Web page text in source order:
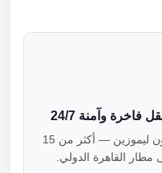
وآمنة 24/7
فريق خبراء النقل الفاخر في فالكون ليموزين — أكثر من 15
القاهرة الدولي.